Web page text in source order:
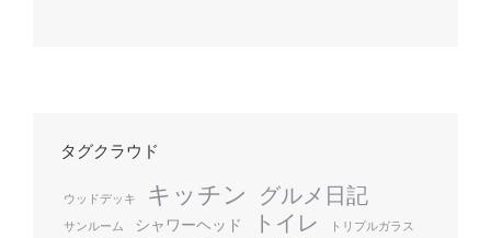
タグクラウド
ウッドデッキ キッチン グルメ日記
サンルーム シャワーヘッド トイレ トリプルガラス